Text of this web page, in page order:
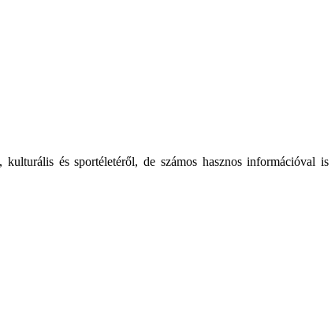
és sportéletéről, de számos hasznos információval is